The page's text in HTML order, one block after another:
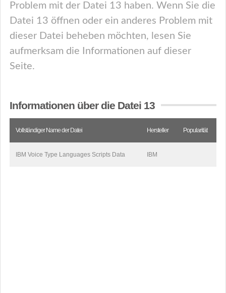
Problem mit der Datei 13 haben. Wenn Sie die
Datei 13 öffnen oder ein anderes Problem mit
dieser Datei beheben möchten, lesen Sie
aufmerksam die Informationen auf dieser
Seite.
Informationen über die Datei 13
Vollständiger Name der Datei Hersteller Popularität
IBM Voice Type Languages Scripts Data IBM